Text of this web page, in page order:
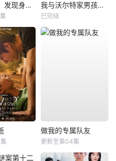
换座位后，发现身后的男生好像喜欢我 我与沃尔特家男孩的生活第三季
已完结
做我的专属队友
更新至第04集